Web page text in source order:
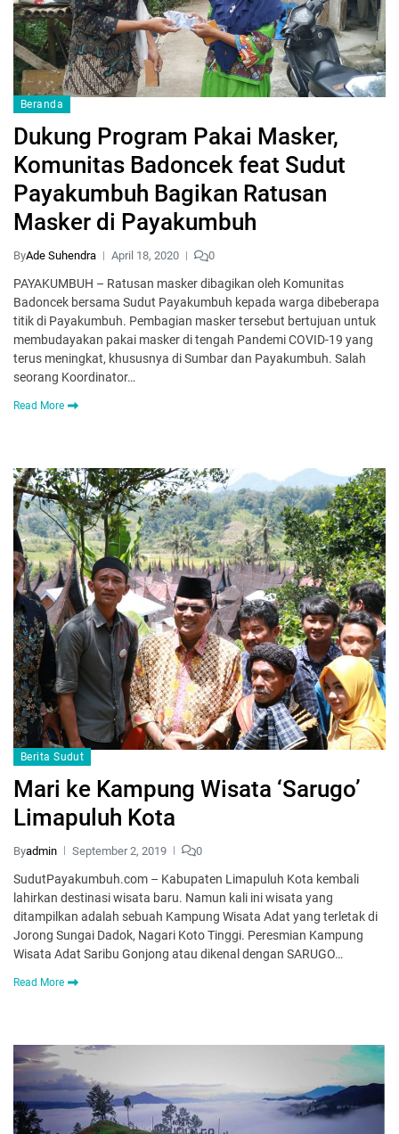
Beranda
Dukung Program Pakai Masker,
Komunitas Badoncek feat Sudut
Payakumbuh Bagikan Ratusan
Masker di Payakumbuh
ByAde Suhendra April 18, 2020 0
PAYAKUMBUH – Ratusan masker dibagikan oleh Komunitas
Badoncek bersama Sudut Payakumbuh kepada warga dibeberapa
titik di Payakumbuh. Pembagian masker tersebut bertujuan untuk
membudayakan pakai masker di tengah Pandemi COVID-19 yang
terus meningkat, khususnya di Sumbar dan Payakumbuh. Salah
seorang Koordinator…
Read More
Berita Sudut
Mari ke Kampung Wisata ‘Sarugo’
Limapuluh Kota
Byadmin September 2, 2019 0
SudutPayakumbuh.com – Kabupaten Limapuluh Kota kembali
lahirkan destinasi wisata baru. Namun kali ini wisata yang
ditampilkan adalah sebuah Kampung Wisata Adat yang terletak di
Jorong Sungai Dadok, Nagari Koto Tinggi. Peresmian Kampung
Wisata Adat Saribu Gonjong atau dikenal dengan SARUGO…
Read More